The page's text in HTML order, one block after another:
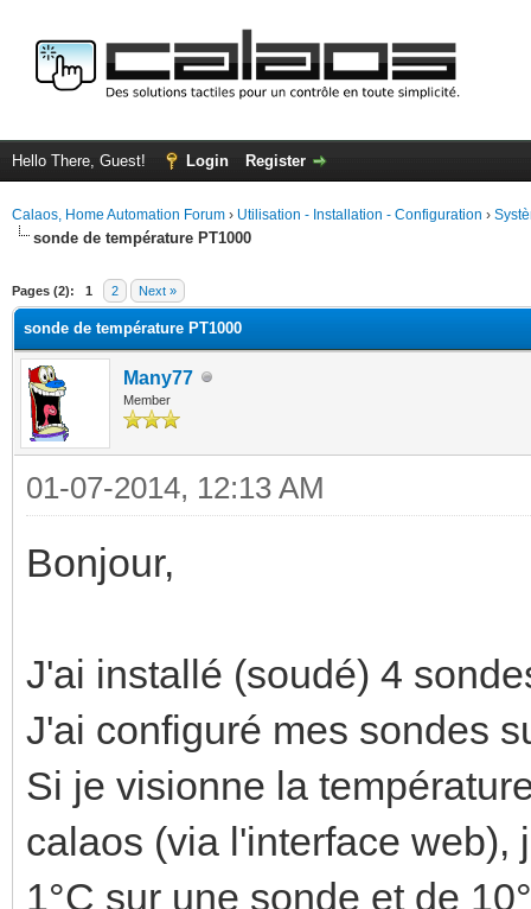
Hello There, Guest! Login Register
Calaos, Home Automation Forum › Utilisation - Installation - Configuration ›
sonde de température PT1000
Pages (2): 1 2 Next »
sonde de température PT1000
Many77
Member
01-07-2014, 12:13 AM
Bonjour,
J'ai installé (soudé) 4
J'ai configuré mes sondes
Si je visionne la
calaos (via l'interface web),
1°C sur une sonde et de